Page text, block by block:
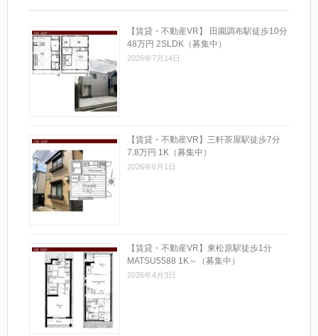
【賃貸・不動産VR】 田園調布駅徒歩10分
48万円 2SLDK（募集中）
2026年7月14日
【賃貸・不動産VR】三軒茶屋駅徒歩7分
7.8万円 1K（募集中）
2026年6月1日
【賃貸・不動産VR】東松原駅徒歩1分
MATSU5588 1K～（募集中）
2026年4月3日